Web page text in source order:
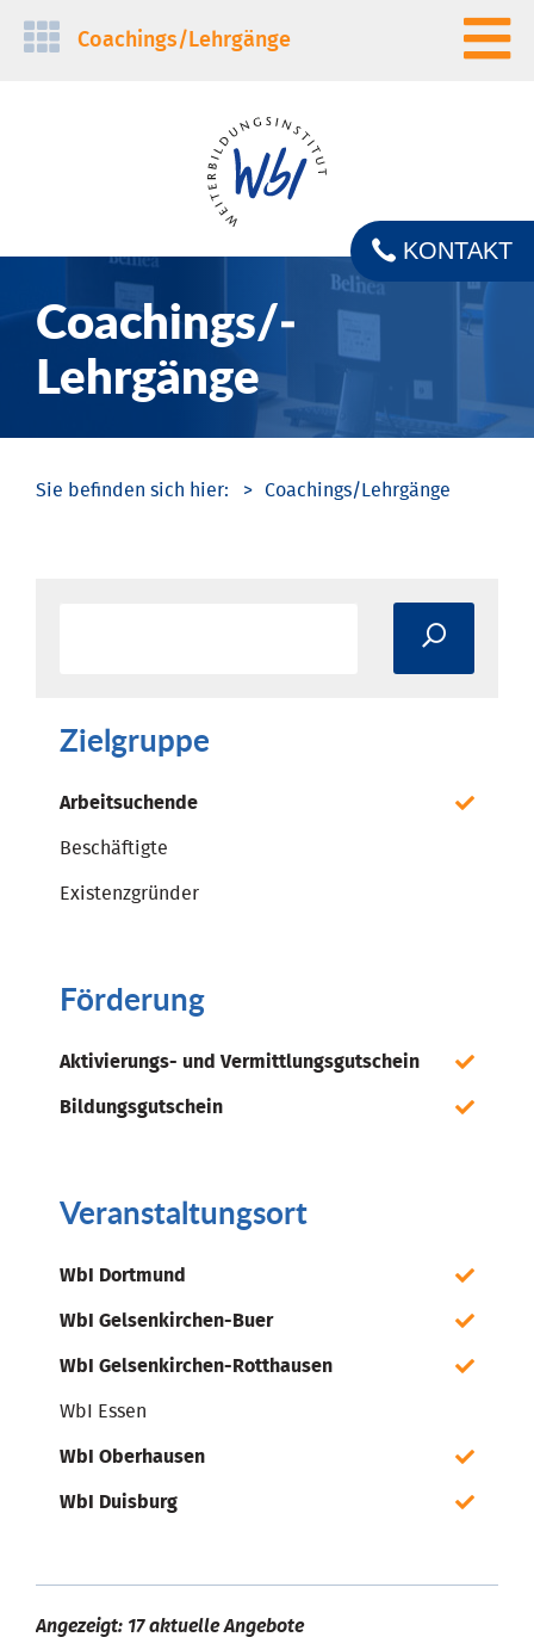
Navigation
Coachings/­Lehrgänge
Coachings/­
Lehrgänge
KONTAKT
Coachings/­Lehrgänge
Zielgruppe
Arbeitsuchende
Beschäftigte
Existenzgründer
Förderung
Aktivierungs- und Vermittlungsgutschein
Bildungsgutschein
Veranstaltungsort
WbI Dortmund
WbI Gelsenkirchen-Buer
WbI Gelsenkirchen-Rotthausen
WbI Essen
WbI Oberhausen
WbI Duisburg
Angezeigt: 17 aktuelle Angebote